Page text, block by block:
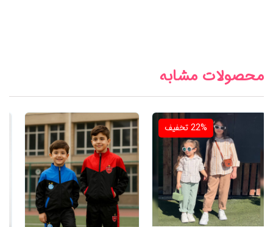
محصولات مشابه
22%تخفیف